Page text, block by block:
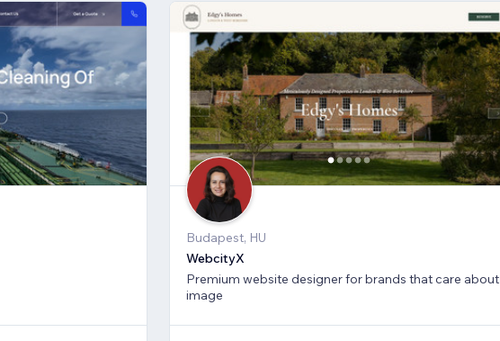
Budapest, HU
WebcityX
Premium website designer for brands that care about
image